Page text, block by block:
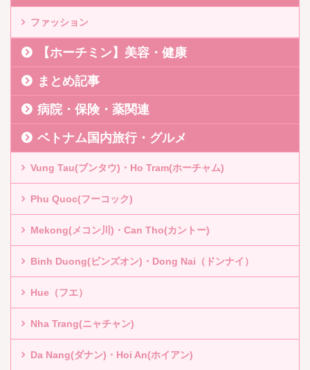
ファッション
【ホーチミン】美容・健康
まとめ記事
病院・保険・薬関連
ベトナム国内旅行・グルメ
Vung Tau(ブンタウ)・Ho Tram(ホーチャム)
Phu Quoc(フーコック)
Mekong(メコン川)・Can Tho(カントー)
Binh Duong(ビンズオン)・Dong Nai（ドンナイ）
Hue（フエ）
Nha Trang(ニャチャン)
Da Nang(ダナン)・Hoi An(ホイアン)